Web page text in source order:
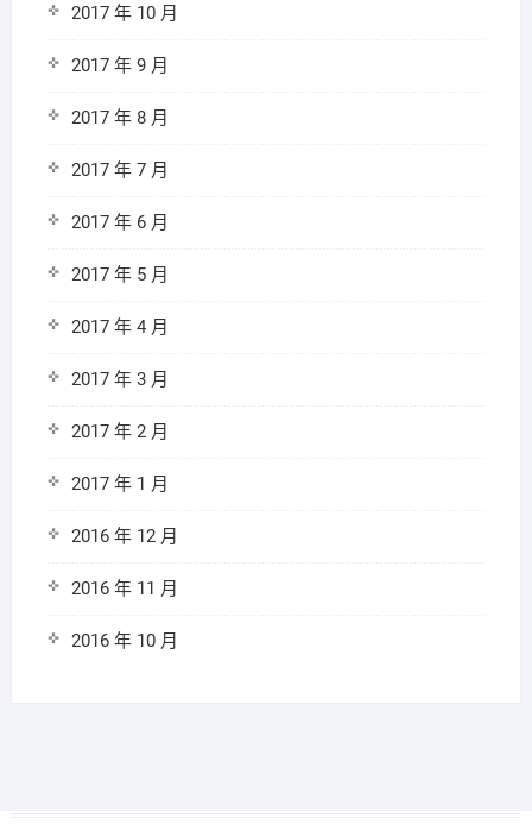
2017 年 10 月
2017 年 9 月
2017 年 8 月
2017 年 7 月
2017 年 6 月
2017 年 5 月
2017 年 4 月
2017 年 3 月
2017 年 2 月
2017 年 1 月
2016 年 12 月
2016 年 11 月
2016 年 10 月